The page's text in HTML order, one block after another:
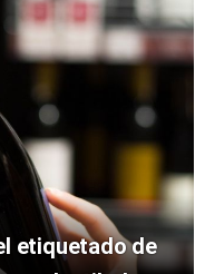
etiquetado de